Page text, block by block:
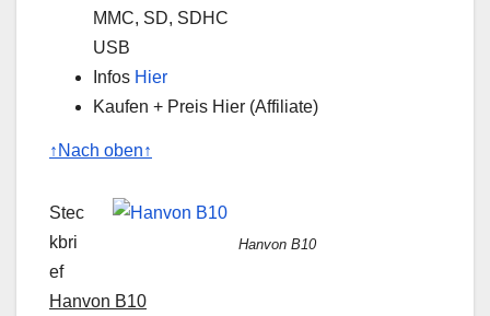
MMC, SD, SDHC
USB
Infos Hier
Kaufen + Preis Hier (Affiliate)
↑Nach oben↑
Hanvon B10
Stec
kbri
ef
Hanvon B10